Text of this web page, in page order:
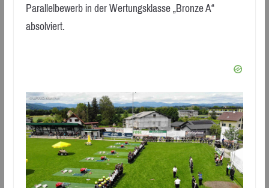
Parallelbewerb in der Wertungsklasse „Bronze A“
absolviert.